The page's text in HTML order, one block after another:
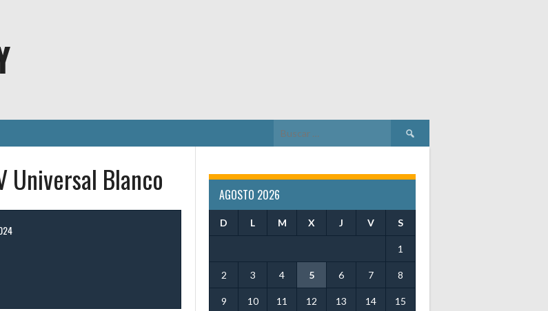
Buscar:
Universal Blanco AGOSTO 2026
D L M X J V S
1
2 3 4 5 6 7 8
9 10 11 12 13 14 15